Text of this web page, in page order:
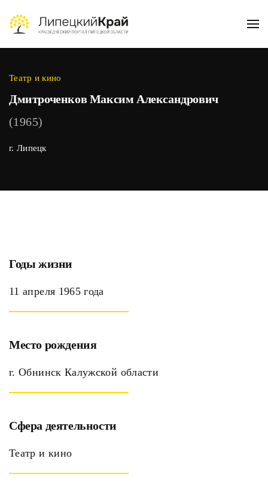
Skip to main content
Театр и кино
Дмитроченков Максим Александрович
(1965)
г. Липецк
Годы жизни
11 апреля 1965 года
Место рождения
г. Обнинск Калужской области
Сфера деятельности
Театр и кино